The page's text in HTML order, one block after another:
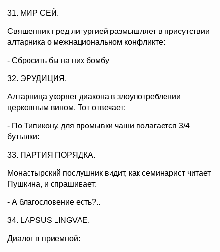
31. МИР СЕЙ.
Священник пред литургией размышляет в присутствии
алтарника о межнациональном конфликте:
- Сбросить бы на них бомбу:
32. ЭРУДИЦИЯ.
Алтарница укоряет диакона в злоупотреблении
церковным вином. Тот отвечает:
- По Типикону, для промывки чаши полагается 3/4
бутылки:
33. ПАРТИЯ ПОРЯДКА.
Монастырский послушник видит, как семинарист читает
Пушкина, и спрашивает:
- А благословение есть?..
34. LAPSUS LINGVAE.
Диалог в приемной: